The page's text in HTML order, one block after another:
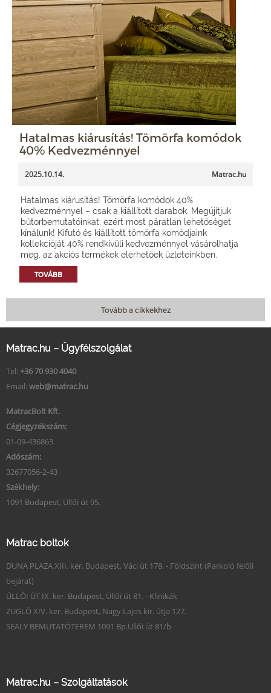
Hatalmas kiárusítás! Tömörfa komódok
40% Kedvezménnyel
2025.10.14. Matrac.hu
Hatalmas kiárusítás! Tömörfa komódok 40%
kedvezménnyel – csak a kiállított darabok. Megújítjuk
bútorbemutatóinkat, ezért most páratlan lehetőséget
kínálunk! Kifutó és kiállított tömörfa komódjaink
kollekcióját 40% rendkívüli kedvezménnyel vásárolhatja
meg, az akciós termékek elérhetőek üzleteinkben.
TOVÁBB
Tovább a cikkekhez
Matrac.hu – Ügyfélszolgálat
Tel: +36 70 930 4040
Email: web@matrac.hu
MatracBolt Kft.
Cégjegyzékszám:
01-09-436863
Adószám:
32677056-2-43
Székhely:
1091 Budapest, Üllői út 95.
Matrac boltok
DUNA PLAZA XIII. ker. Budapest, Váci út 178. - Földszint (Parkoló felőli
bejárat)
ÜLLŐI ÚT IX. ker. Budapest, Üllői út 81. - Klinikák
ZUGLÓ XIV. ker. Budapest, Nagy Lajos kir. útja 127.
SEALY BEMUTATÓTEREM 1091 Bp.Üllői út 81/b
Matrac.hu – Szolgáltatások